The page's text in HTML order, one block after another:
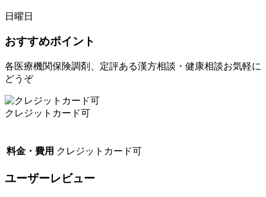
日曜日
おすすめポイント
各医療機関保険調剤、定評ある漢方相談・健康相談お気軽に
どうぞ
クレジットカード可
料金・費用 クレジットカード可
ユーザーレビュー